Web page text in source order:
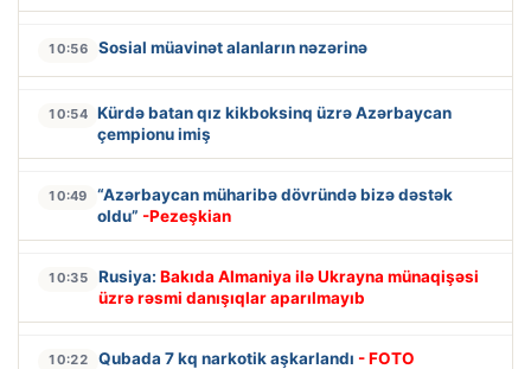
10:56 Sosial müavinət alanların nəzərinə
10:54 Kürdə batan qız kikboksinq üzrə Azərbaycan
çempionu imiş
10:49
“Azərbaycan müharibə dövründə bizə dəstək
oldu” -Pezeşkian
10:35 Rusiya: Bakıda Almaniya ilə Ukrayna münaqişəsi
üzrə rəsmi danışıqlar aparılmayıb
10:22 Qubada 7 kq narkotik aşkarlandı - FOTO